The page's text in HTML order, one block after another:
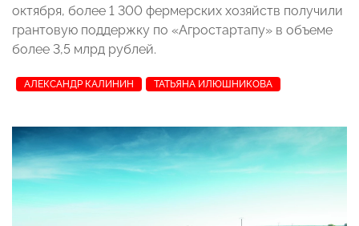
октября, более 1 300 фермерских хозяйств получили
грантовую поддержку по «Агростартапу» в объеме
более 3,5 млрд рублей.
АЛЕКСАНДР КАЛИНИН ТАТЬЯНА ИЛЮШНИКОВА